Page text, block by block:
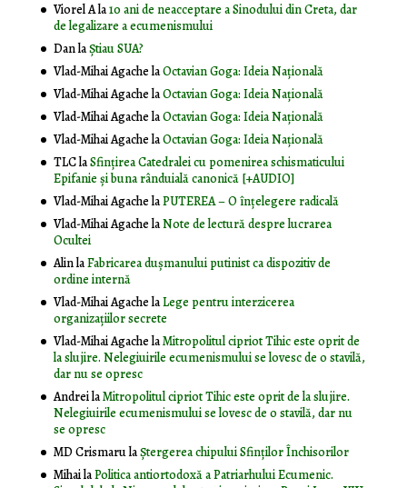
Viorel Ala10 ani de neacceptare a Sinodului din Creta, dar
de legalizare a ecumenismului
DanlaȘtiau SUA?
Vlad-Mihai AgachelaOctavian Goga: Ideia Naţională
Vlad-Mihai AgachelaOctavian Goga: Ideia Naţională
Vlad-Mihai AgachelaOctavian Goga: Ideia Naţională
Vlad-Mihai AgachelaOctavian Goga: Ideia Naţională
TLClaSfințirea Catedralei cu pomenirea schismaticului
Epifanie și buna rânduială canonică [+AUDIO]
Vlad-Mihai AgachelaPUTEREA – O înţelegere radicală
Vlad-Mihai AgachelaNote de lectură despre lucrarea
Ocultei
AlinlaFabricarea dușmanului putinist ca dispozitiv de
ordine internă
Vlad-Mihai AgachelaLege pentru interzicerea
organizaţiilor secrete
Vlad-Mihai AgachelaMitropolitul cipriot Tihic este oprit de
la slujire. Nelegiuirile ecumenismului se lovesc de o stavilă,
dar nu se opresc
AndreilaMitropolitul cipriot Tihic este oprit de la slujire.
Nelegiuirile ecumenismului se lovesc de o stavilă, dar nu
se opresc
MD CrismarulaŞtergerea chipului Sfinţilor Închisorilor
MihailaPolitica antiortodoxă a Patriarhului Ecumenic.